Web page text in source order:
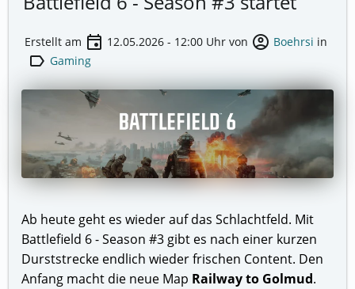
Erstellt am event 12.05.2026 - 12:00 Uhr von account_circle Boehrsi in
label Gaming
Ab heute geht es wieder auf das Schlachtfeld. Mit
Battlefield 6 - Season #3 gibt es nach einer kurzen
Durststrecke endlich wieder frischen Content. Den
Anfang macht die neue Map Railway to Golmud.